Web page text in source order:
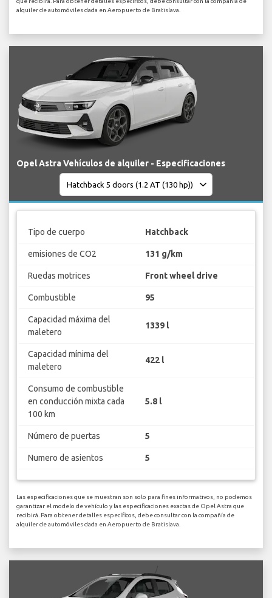
alquiler de automóviles dada en Aeropuerto de Bratislava.
Opel Astra Vehículos de alquiler - Especificaciones
Tipo de cuerpo Hatchback
emisiones de CO2 131 g/km
Ruedas motrices Front wheel drive
Combustible 95
Capacidad máxima del
maletero
1339 l
Capacidad mínima del
maletero
422 l
Consumo de combustible
en conducción mixta cada
100 km
5.8 l
Número de puertas 5
Numero de asientos 5
Las especificaciones que se muestran son solo para fines informativos, no podemos
garantizar el modelo de vehículo y las especificaciones exactas de Opel Astra que
recibirá. Para obtener detalles específicos, debe consultar con la compañía de
alquiler de automóviles dada en Aeropuerto de Bratislava.